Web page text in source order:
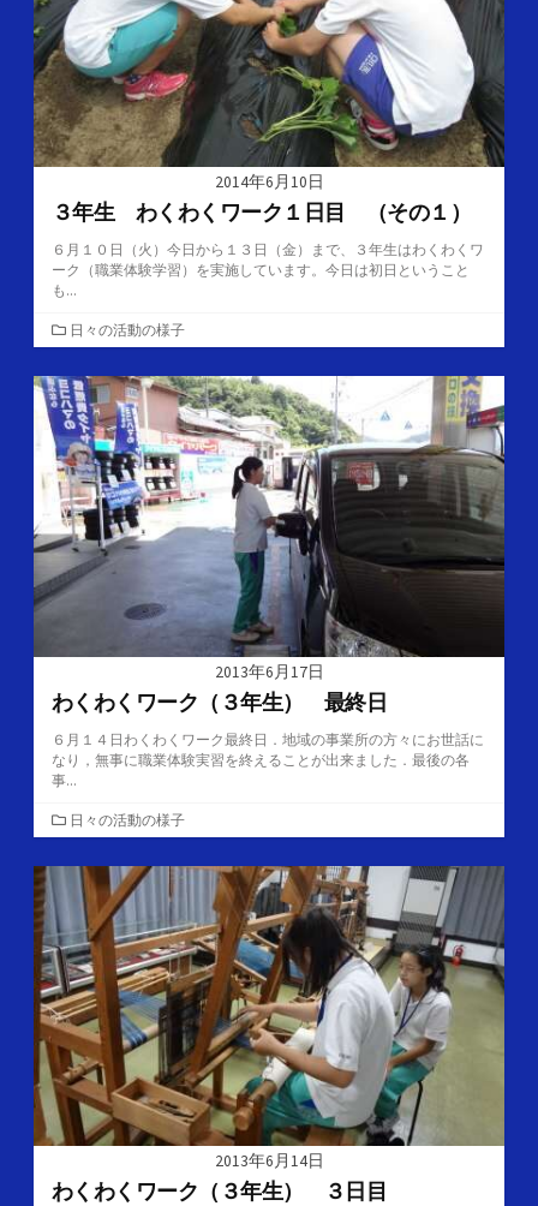
2014年6月10日
３年生 わくわくワーク１日目 （その１）
６月１０日（火）今日から１３日（金）まで、３年生はわくわくワ
ーク（職業体験学習）を実施しています。今日は初日ということ
も...
カ
テ
ゴ
リ
ー
日々の活動の様子
2013年6月17日
わくわくワーク（３年生） 最終日
６月１４日わくわくワーク最終日．地域の事業所の方々にお世話に
なり，無事に職業体験実習を終えることが出来ました．最後の各
事...
カ
テ
ゴ
日々の活動の様子
2013年6月14日
わくわくワーク（３年生） ３日目